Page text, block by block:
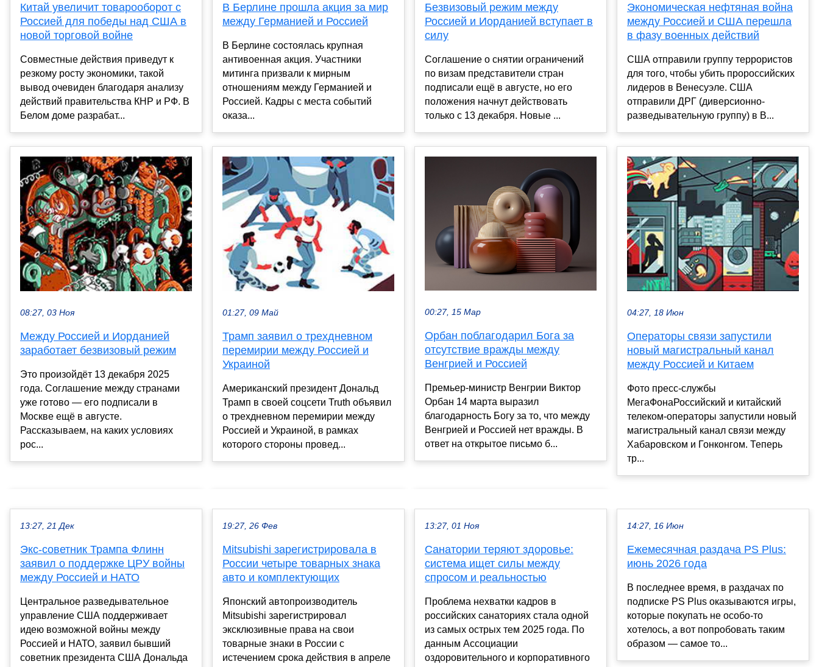
Китай увеличит товарооборот с
Россией для победы над США в
новой торговой войне
Совместные действия приведут к
резкому росту экономики, такой
вывод очевиден благодаря анализу
действий правительства КНР и РФ. В
Белом доме разрабат...
08:27, 03 Ноя
Между Россией и Иорданией
заработает безвизовый режим
Это произойдёт 13 декабря 2025
года. Соглашение между странами
уже готово — его подписали в
Москве ещё в августе.
Рассказываем, на каких условиях
рос...
В Берлине прошла акция за мир
между Германией и Россией
В Берлине состоялась крупная
антивоенная акция. Участники
митинга призвали к мирным
отношениям между Германией и
Россией. Кадры с места событий
оказа...
01:27, 09 Май
Трамп заявил о трехдневном
перемирии между Россией и
Украиной
Американский президент Дональд
Трамп в своей соцсети Truth объявил
о трехдневном перемирии между
Россией и Украиной, в рамках
которого стороны провед...
Безвизовый режим между
Россией и Иорданией вступает в
силу
Соглашение о снятии ограничений
по визам представители стран
подписали ещё в августе, но его
положения начнут действовать
только с 13 декабря. Новые ...
00:27, 15 Мар
Орбан поблагодарил Бога за
отсутствие вражды между
Венгрией и Россией
Премьер-министр Венгрии Виктор
Орбан 14 марта выразил
благодарность Богу за то, что между
Венгрией и Россией нет вражды. В
ответ на открытое письмо б...
Экономическая нефтяная война
между Россией и США перешла
в фазу военных действий
США отправили группу террористов
для того, чтобы убить пророссийских
лидеров в Венесуэле. США
отправили ДРГ (диверсионно-
разведывательную группу) в В...
04:27, 18 Июн
Операторы связи запустили
новый магистральный канал
между Россией и Китаем
Фото пресс-службы
МегаФонаРоссийский и китайский
телеком-операторы запустили новый
магистральный канал связи между
Хабаровском и Гонконгом. Теперь
тр...
13:27, 21 Дек
Экс-советник Трампа Флинн
заявил о поддержке ЦРУ войны
между Россией и НАТО
Центральное разведывательное
управление США поддерживает
идею возможной войны между
Россией и НАТО, заявил бывший
советник президента США Дональда
19:27, 26 Фев
Mitsubishi зарегистрировала в
России четыре товарных знака
авто и комплектующих
Японский автопроизводитель
Mitsubishi зарегистрировал
эксклюзивные права на свои
товарные знаки в России с
истечением срока действия в апреле
13:27, 01 Ноя
Санатории теряют здоровье:
система ищет силы между
спросом и реальностью
Проблема нехватки кадров в
российских санаториях стала одной
из самых острых тем 2025 года. По
данным Ассоциации
оздоровительного и корпоративного
14:27, 16 Июн
Ежемесячная раздача PS Plus:
июнь 2026 года
В последнее время, в раздачах по
подписке PS Plus оказываются игры,
которые покупать не особо-то
хотелось, а вот попробовать таким
образом — самое то...